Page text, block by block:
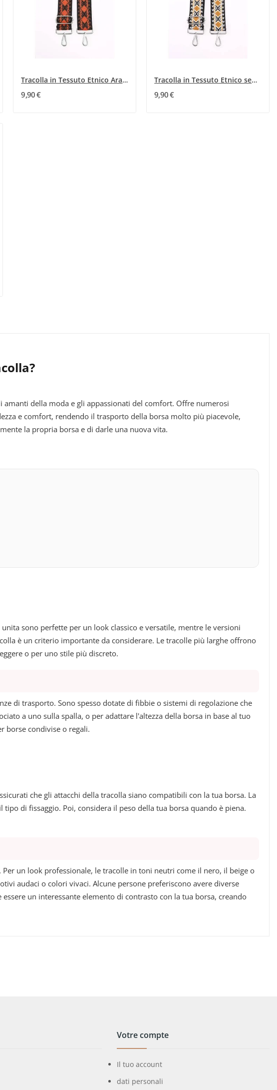
Tracolla in Tessuto Etnico Arancione e Nero
9,90 €
Tracolla in Tessuto Etnico senape
9,90 €
amanti della moda e gli appassionati del comfort. Offre numerosi
e comfort, rendendo il trasporto della borsa molto più piacevole,
la propria borsa e di darle una nuova vita.
sono perfette per un look classico e versatile, mentre le versioni
è un criterio importante da considerare. Le tracolle più larghe offrono
o per uno stile più discreto.
di trasporto. Sono spesso dotate di fibbie o sistemi di regolazione che
a uno sulla spalla, o per adattare l'altezza della borsa in base al tuo
borse condivise o regali.
che gli attacchi della tracolla siano compatibili con la tua borsa. La
di fissaggio. Poi, considera il peso della tua borsa quando è piena.
un look professionale, le tracolle in toni neutri come il nero, il beige o
audaci o colori vivaci. Alcune persone preferiscono avere diverse
un interessante elemento di contrasto con la tua borsa, creando
Votre compte
Il tuo account
dati personali